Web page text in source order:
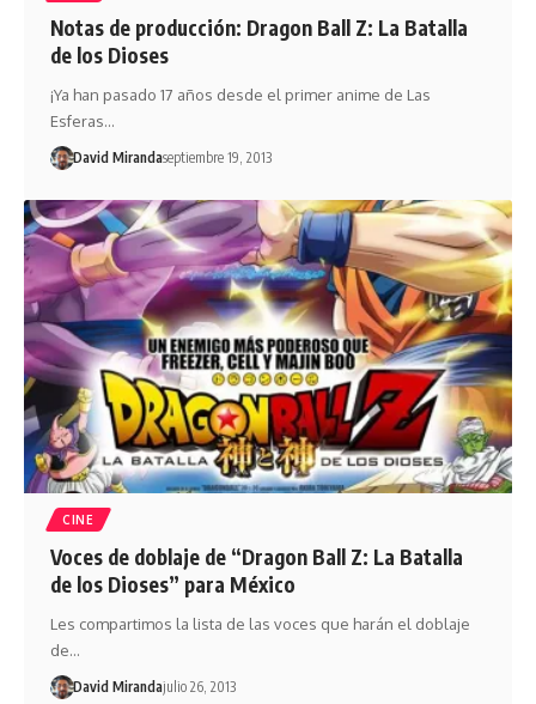
Notas de producción: Dragon Ball Z: La Batalla
de los Dioses
¡Ya han pasado 17 años desde el primer anime de Las
Esferas…
David Mirandaseptiembre 19, 2013
CINE
Voces de doblaje de “Dragon Ball Z: La Batalla
de los Dioses” para México
Les compartimos la lista de las voces que harán el doblaje
de…
David Mirandajulio 26, 2013